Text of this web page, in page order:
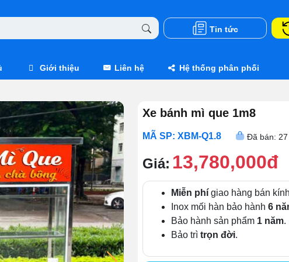
Tin tức
Giới thiệu Liên hệ Hệ thống phân phối
Xe bánh mì que 1m8
MÃ SP: XBM-Q1.8 Đã bán: 27
Giá: 13,780,000đ
Miễn phí giao hàng bán kính
Inox mối hàn bảo hành 6
Bảo hành sản phẩm 1 năm.
Bảo trì trọn đời.